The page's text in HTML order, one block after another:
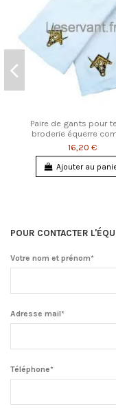
Paire de gants pour
broderie équerre
16,20 €
Ajouter au
POUR CONTACTER
Votre nom et prénom*
Adresse mail*
Téléphone*